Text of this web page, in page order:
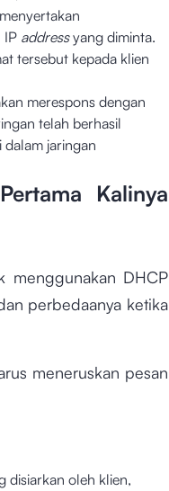
IP addressyang diminta.
tersebut kepada klien
merespons dengan
telah berhasil
jaringan
Kalinya
menggunakan DHCP
perbedaanya ketika
meneruskan pesan
disiarkan oleh klien,